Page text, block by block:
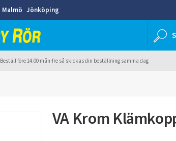
Malmö Jönköping
Beställ före 14.00 mån-fre så skickas din beställning samma dag
VA Krom